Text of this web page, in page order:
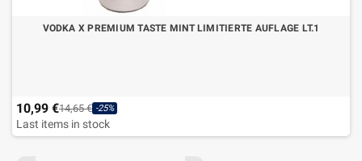
VODKA X PREMIUM TASTE MINT LIMITIERTE AUFLAGE LT.1
10,99 €14,65 € -25%
Last items in stock